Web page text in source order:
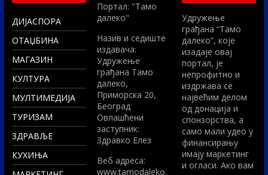
ДИЈАСПОРА
ОТАЏБИНА
МАГАЗИН
КУЛТУРА
МУЛТИМЕДИЈА
ТУРИЗАМ
ЗДРАВЉЕ
КУХИЊА
Портал: "Тамо
далеко"
Назив и седиште
издавача:
Удружење
грађана Тамо
далеко,
Приморска 20,
Београд
Овлашћени
заступник:
Здравко Елез
Вeб адреса:
www.tamodaleko.
Удружење
грађана “Тамо
далеко”, које
изадаје овај
портал, је
непрофитно и
издржава се
највећим делом
од донација и
спонзорства, а
само мали удео у
финансирању
имају маркетинг
и огласи. Ако вам